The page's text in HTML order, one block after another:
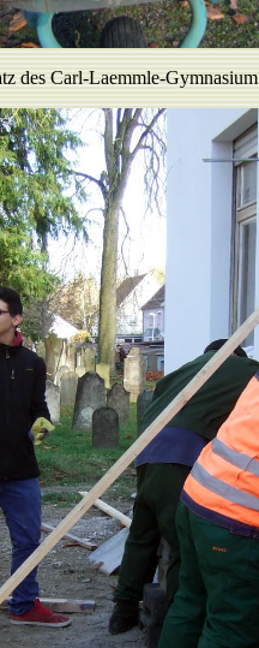
des Carl-Laemmle-Gymnasium